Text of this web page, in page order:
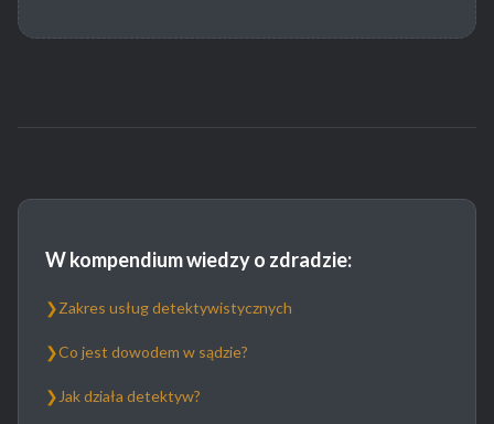
W kompendium wiedzy o zdradzie:
❯Zakres usług detektywistycznych
❯Co jest dowodem w sądzie?
❯ Jak działa detektyw?